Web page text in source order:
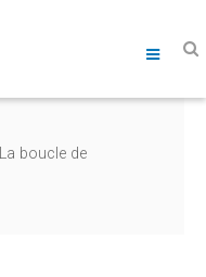
La boucle de